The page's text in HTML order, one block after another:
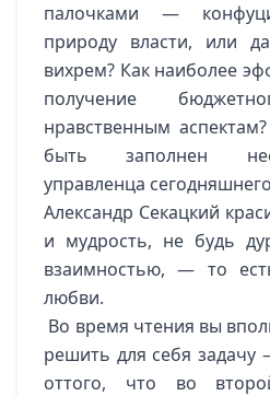
палочками —
природу власти, или
вихрем? Как наиболее
получение
нравственным
быть заполнен
управленца
Александр Секацкий
и мудрость, не будь
взаимностью, — то
любви.
Во время чтения вы
решить для себя задачу
оттого, что во